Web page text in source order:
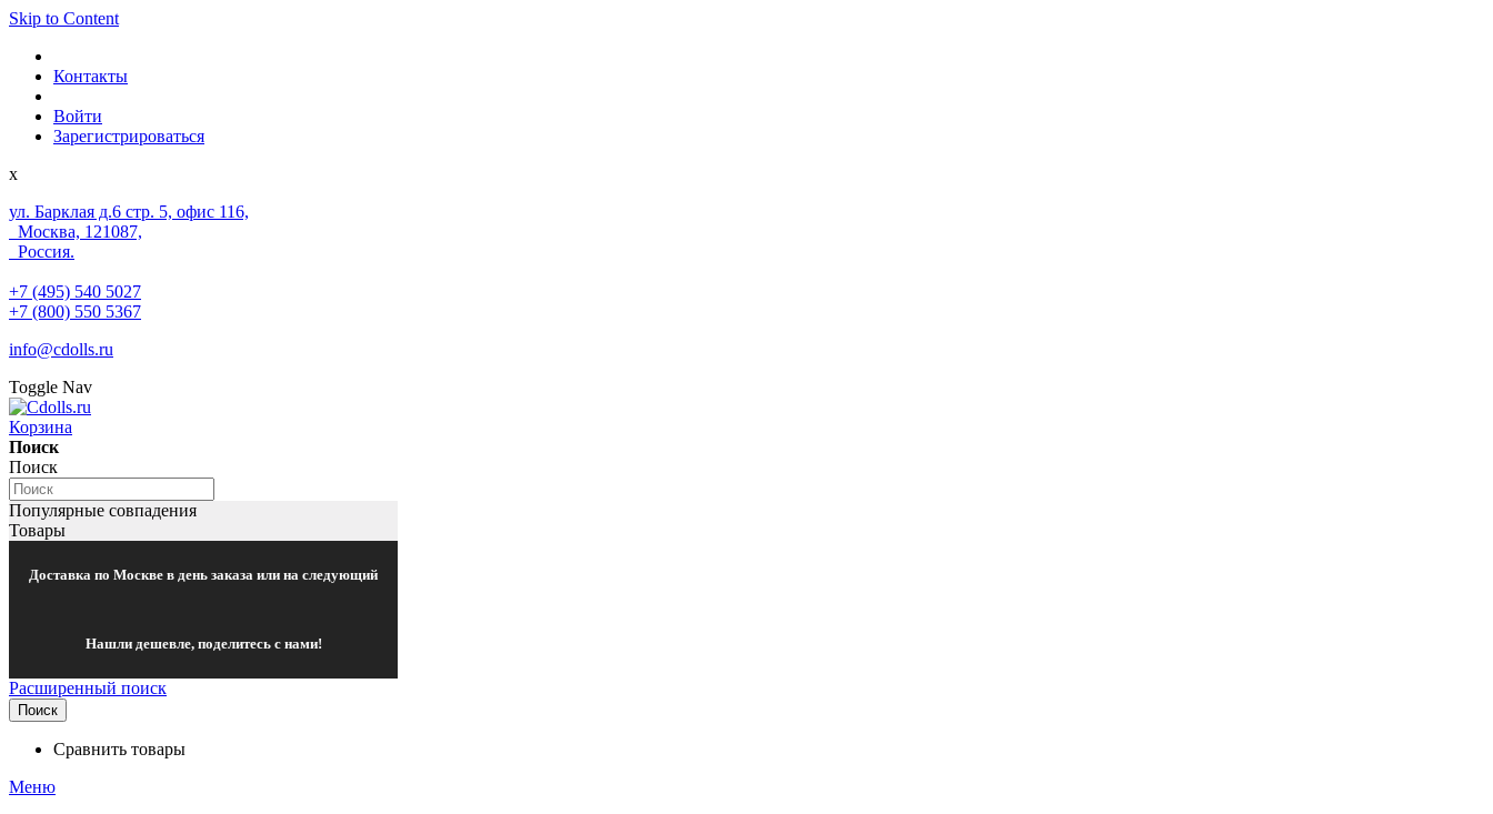
Skip to Content
Контакты
Войти
Зарегистрироваться
x
ул. Барклая д.6 стр. 5, офис 116,
Москва, 121087,
Россия.
+7 (495) 540 5027
+7 (800) 550 5367
info@cdolls.ru
Toggle Nav
Корзина
Поиск
Поиск
Популярные совпадения
Товары
Доставка по Москве в день заказа или на следующий
Нашли дешевле, поделитесь с нами!
Расширенный поиск
Поиск
Сравнить товары
Меню